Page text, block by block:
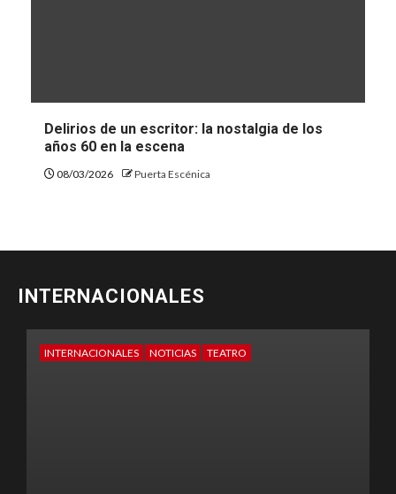
Delirios de un escritor: la nostalgia de los
años 60 en la escena
08/03/2026 Puerta Escénica
INTERNACIONALES
INTERNACIONALES NOTICIAS TEATRO